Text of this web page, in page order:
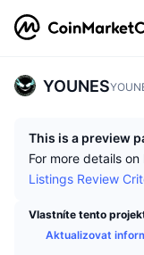
YOUNES
This is a preview
For more details
Listings Review
Vlastníte tento
Aktualizovat